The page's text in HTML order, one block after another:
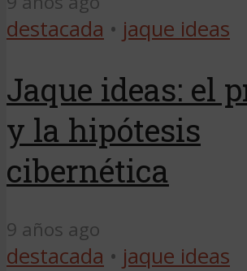
destacada • jaque ideas
Jaque ideas: el
y la hipótesis
cibernética
9 años ago
destacada • jaque ideas